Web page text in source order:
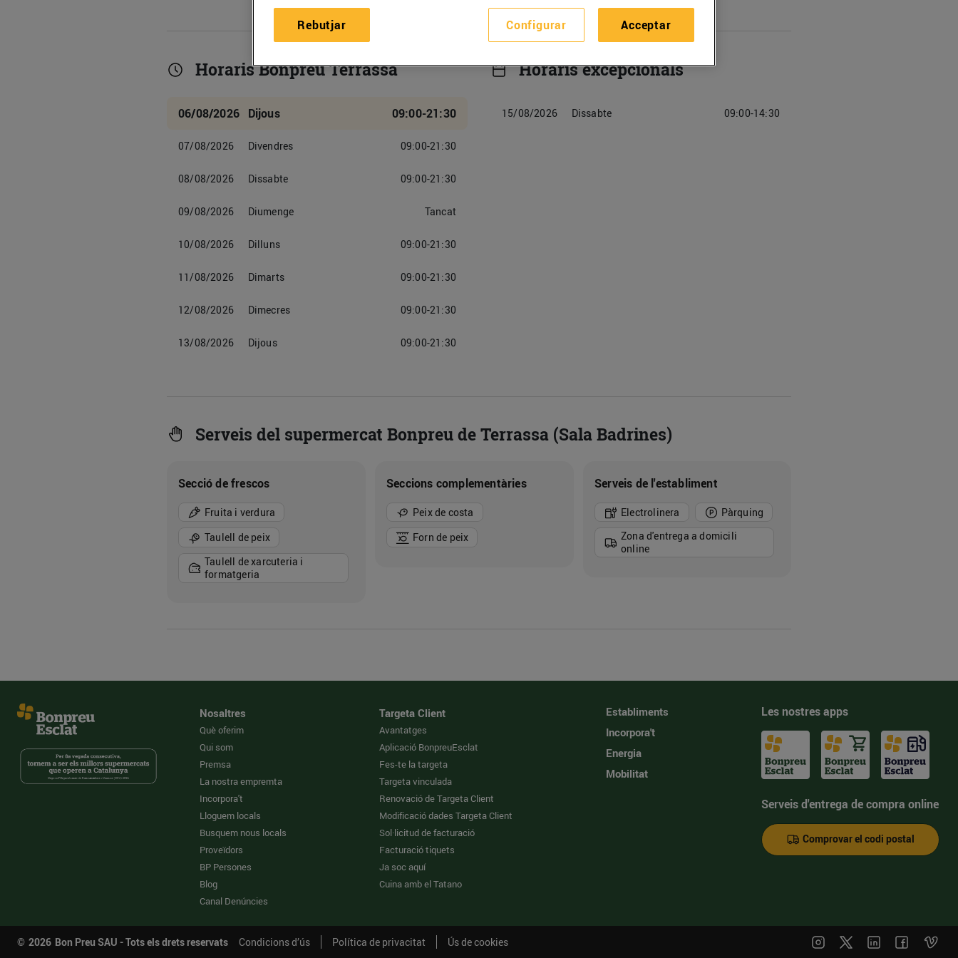
Horaris Bonpreu Terrassa
06/08/2026 Dijous 09:00-21:30
07/08/2026 Divendres 09:00-21:30
08/08/2026 Dissabte 09:00-21:30
09/08/2026 Diumenge Tancat
10/08/2026 Dilluns 09:00-21:30
11/08/2026 Dimarts 09:00-21:30
12/08/2026 Dimecres 09:00-21:30
13/08/2026 Dijous 09:00-21:30
Horaris excepcionals
15/08/2026 Dissabte 09:00-14:30
Serveis del supermercat Bonpreu de Terrassa (Sala Badrines)
Secció de frescos
Fruita i verdura
Taulell de peix
Taulell de xarcuteria i
formatgeria
Seccions complementàries
Peix de costa
Forn de peix
Serveis de l'establiment
Electrolinera
Pàrquing
Zona d'entrega a domicili
online
Nosaltres
Què oferim
Qui som
Premsa
La nostra empremta
Incorpora't
Lloguem locals
Busquem nous locals
Proveïdors
BP Persones
Blog
Canal Denúncies
Targeta Client
Avantatges
Aplicació BonpreuEsclat
Fes-te la targeta
Targeta vinculada
Renovació de Targeta Client
Modificació dades Targeta Client
Sol·licitud de facturació
Facturació tiquets
Ja soc aquí
Cuina amb el Tatano
Establiments
Incorpora't
Energia
Mobilitat
Les nostres apps
Serveis d'entrega de compra online
Comprovar el codi postal
© 2026 Bon Preu SAU - Tots els drets reservats Condicions d’ús Política de privacitat Ús de cookies
Configurar
Rebutjar Acceptar